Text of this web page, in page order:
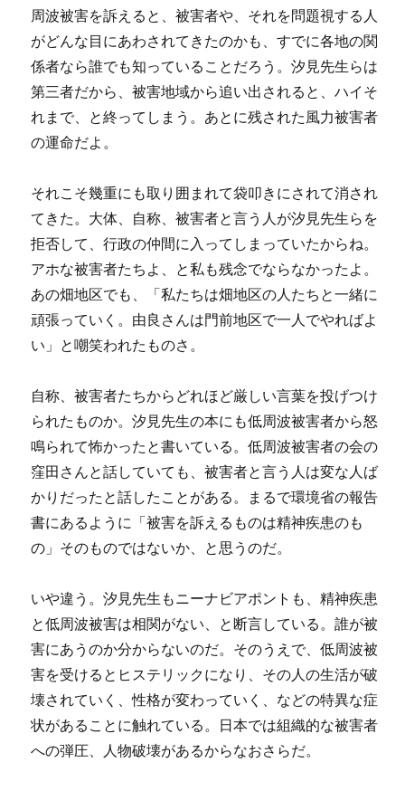
周波被害を訴えると、被害者や、それを問題視する人
がどんな目にあわされてきたのかも、すでに各地の関
係者なら誰でも知っていることだろう。汐見先生らは
第三者だから、被害地域から追い出されると、ハイそ
れまで、と終ってしまう。あとに残された風力被害者
の運命だよ。
それこそ幾重にも取り囲まれて袋叩きにされて消され
てきた。大体、自称、被害者と言う人が汐見先生らを
拒否して、行政の仲間に入ってしまっていたからね。
アホな被害者たちよ、と私も残念でならなかったよ。
あの畑地区でも、「私たちは畑地区の人たちと一緒に
頑張っていく。由良さんは門前地区で一人でやればよ
い」と嘲笑われたものさ。
自称、被害者たちからどれほど厳しい言葉を投げつけ
られたものか。汐見先生の本にも低周波被害者から怒
鳴られて怖かったと書いている。低周波被害者の会の
窪田さんと話していても、被害者と言う人は変な人ば
かりだったと話したことがある。まるで環境省の報告
書にあるように「被害を訴えるものは精神疾患のも
の」そのものではないか、と思うのだ。
いや違う。汐見先生もニーナビアポントも、精神疾患
と低周波被害は相関がない、と断言している。誰が被
害にあうのか分からないのだ。そのうえで、低周波被
害を受けるとヒステリックになり、その人の生活が破
壊されていく、性格が変わっていく、などの特異な症
状があることに触れている。日本では組織的な被害者
への弾圧、人物破壊があるからなおさらだ。